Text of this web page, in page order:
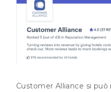
Customer Alliance si può